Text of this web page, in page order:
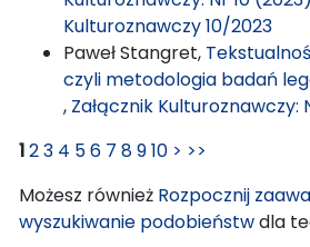
Kulturoznawczy 10/2023
Paweł Stangret,
czyli metodologia badań
, Załącznik Kulturoznawczy:
123 4 56 7 8910 > >>
Możesz również Rozpocznij
wyszukiwanie podobieństwdla